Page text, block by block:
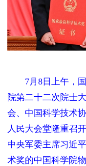
7月8日上午，国
院第二十二次院士
会、中国科学技术
人民大会堂隆重召
中央军委主席习近
术奖的中国科学院